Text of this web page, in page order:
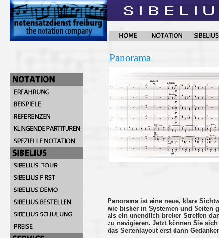
Panorama ist eine neue, klare
wie bisher in Systemen und Seiten
als ein unendlich breiter Streifen
zu navigieren. Jetzt können Sie
das Seitenlayout erst dann
Panorama